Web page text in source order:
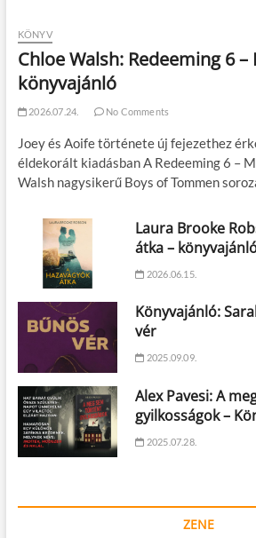
KÖNYV
Chloe Walsh: Redeeming 6 –
könyvajánló
2026.07.24. No Comments
Joey és Aoife története új fejezethez
éldekorált kiadásban A Redeeming 6 –
Walsh nagysikerű Boys of Tommen
Laura Brooke
átka –
2026.06.15.
Könyvajánló:
vér
2025.09.09.
Alex Pavesi: A
gyilkosságok –
2025.07.28.
ZENE